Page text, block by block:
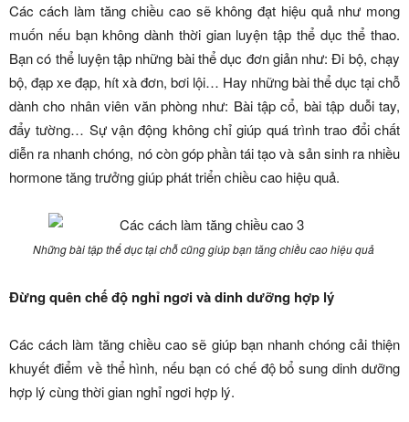
Các cách làm tăng chiều cao sẽ không đạt hiệu quả như mong
muốn nếu bạn không dành thời gian luyện tập thể dục thể thao.
Bạn có thể luyện tập những bài thể dục đơn giản như: Đi bộ, chạy
bộ, đạp xe đạp, hít xà đơn, bơi lội… Hay những bài thể dục tại chỗ
dành cho nhân viên văn phòng như: Bài tập cổ, bài tập duỗi tay,
đẩy tường… Sự vận động không chỉ giúp quá trình trao đổi chất
diễn ra nhanh chóng, nó còn góp phần tái tạo và sản sinh ra nhiều
hormone tăng trưởng giúp phát triển chiều cao hiệu quả.
Những bài tập thể dục tại chỗ cũng giúp bạn tăng chiều cao hiệu quả
Đừng quên chế độ nghỉ ngơi và dinh dưỡng hợp lý
Các cách làm tăng chiều cao sẽ giúp bạn nhanh chóng cải thiện
khuyết điểm về thể hình, nếu bạn có chế độ bổ sung dinh dưỡng
hợp lý cùng thời gian nghỉ ngơi hợp lý.